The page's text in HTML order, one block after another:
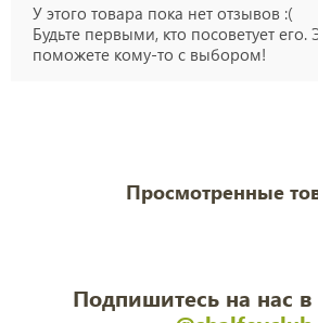
У этого товара пока нет отзывов :(
Будьте первыми, кто посоветует
поможете кому-то с выбором!
Просмотренные
Подпишитесь на нас в